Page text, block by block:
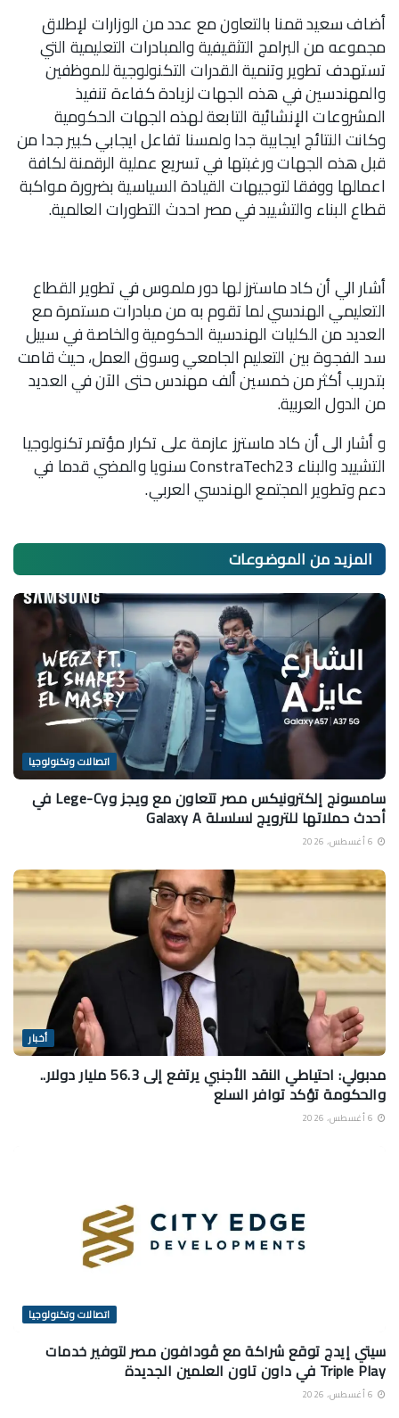
أضاف سعيد قمنا بالتعاون مع عدد من الوزارات لإطلاق
مجموعه من البرامج التثقيفية والمبادرات التعليمية التي
تستهدف تطوير وتنمية القدرات التكنولوجية للموظفين
والمهندسين في هذه الجهات لزيادة كفاءة تنفيذ
المشروعات الإنشائية التابعة لهذه الجهات الحكومية
وكانت النتائج ايجابية جدا ولمسنا تفاعل ايجابي كبير جدا من
قبل هذه الجهات ورغبتها في تسريع عملية الرقمنة لكافة
اعمالها ووفقا لتوجيهات القيادة السياسية بضرورة مواكبة
قطاع البناء والتشييد في مصر احدث التطورات العالمية.
أشار الي أن كاد ماسترز لها دور ملموس في تطوير القطاع
التعليمي الهندسي لما تقوم به من مبادرات مستمرة مع
العديد من الكليات الهندسية الحكومية والخاصة في سبيل
سد الفجوة بين التعليم الجامعي وسوق العمل، حيث قامت
بتدريب أكثر من خمسين ألف مهندس حتى الآن في العديد
من الدول العربية.
و أشار الى أن كاد ماسترز عازمة على تكرار مؤتمر تكنولوجيا
التشييد والبناء ConstraTech23 سنويا والمضي قدما في
دعم وتطوير المجتمع الهندسي العربي.
المزيد منالموضوعات
اتصالات وتكنولوجيا
سامسونج إلكترونيكس مصر تتعاون مع ويجز وLege-Cy في
أحدث حملاتها للترويج لسلسلة Galaxy A
أخبار
مدبولي: احتياطي النقد الأجنبي يرتفع إلى 56.3 مليار دولار..
والحكومة تؤكد توافر السلع
اتصالات وتكنولوجيا
سيتي إيدج توقع شراكة مع ڤودافون مصر لتوفير خدمات
Triple Play في داون تاون العلمين الجديدة